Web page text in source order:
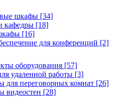
шкафы [34]
кафедры [18]
[16]
для конференций [2]
оборудования [57]
удаленной работы [3]
для переговорных комнат [26]
видеостен [28]